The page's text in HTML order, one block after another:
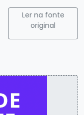
Ler na fonte
original